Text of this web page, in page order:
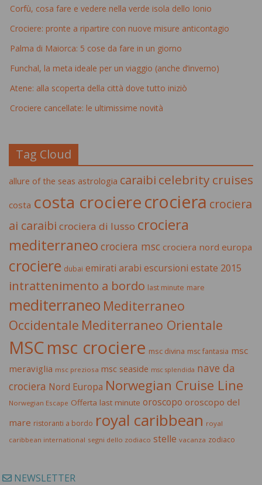
Corfù, cosa fare e vedere nella verde isola dello Ionio
Crociere: pronte a ripartire con nuove misure anticontagio
Palma di Maiorca: 5 cose da fare in un giorno
Funchal, la meta ideale per un viaggio (anche d’inverno)
Atene: alla scoperta della città dove tutto iniziò
Crociere cancellate: le ultimissime novità
Tag Cloud
allure of the seas astrologia caraibi celebrity cruises
costa costa crocierecrociera crociera
ai caraibi crociera di lusso crociera
mediterraneo crociera msc crociera nord europa
crociere dubai emirati arabi escursioni estate 2015
intrattenimento a bordo last minute mare
mediterraneo Mediterraneo
Occidentale Mediterraneo Orientale
MSCmsc crociere msc divina msc fantasia msc
meraviglia msc preziosa msc seaside msc splendida nave da
crociera Nord Europa Norwegian Cruise Line
Norwegian Escape Offerta last minute oroscopo oroscopo del
mare ristoranti a bordo royal caribbean royal
caribbean international segni dello zodiaco stelle vacanza zodiaco
NEWSLETTER